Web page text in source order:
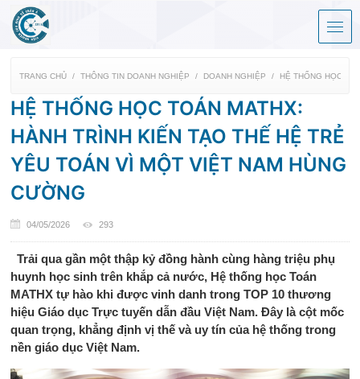
TRANG CHỦ THÔNG TIN DOANH NGHIỆP DOANH NGHIỆP HỆ THỐNG HỌC
HỆ THỐNG HỌC TOÁN MATHX:
HÀNH TRÌNH KIẾN TẠO THẾ HỆ TRẺ
YÊU TOÁN VÌ MỘT VIỆT NAM HÙNG
CƯỜNG
04/05/2026 293
Trải qua gần một thập kỷ đồng hành cùng hàng triệu phụ
huynh học sinh trên khắp cả nước, Hệ thống học Toán
MATHX tự hào khi được vinh danh trong TOP 10 thương
hiệu Giáo dục Trực tuyến dẫn đầu Việt Nam. Đây là cột mốc
quan trọng, khẳng định vị thế và uy tín của hệ thống trong
nền giáo dục Việt Nam.